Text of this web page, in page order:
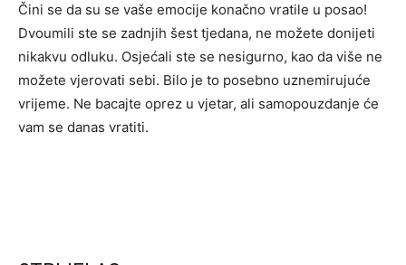
Čini se da su se vaše emocije konačno vratile u posao!
Dvoumili ste se zadnjih šest tjedana, ne možete donijeti
nikakvu odluku. Osjećali ste se nesigurno, kao da više ne
možete vjerovati sebi. Bilo je to posebno uznemirujuće
vrijeme. Ne bacajte oprez u vjetar, ali samopouzdanje će
vam se danas vratiti.